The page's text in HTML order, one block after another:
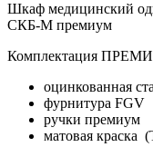
Шкаф медицинский
СКБ-М премиум
Комплектация
оцинкованная
фурнитура FGV
ручки премиум
матовая краска